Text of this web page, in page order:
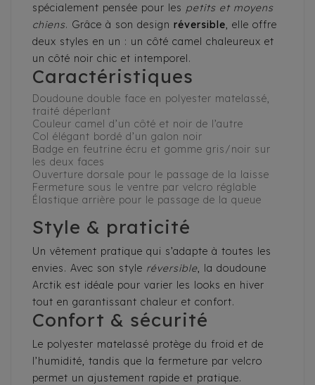
spécialement pensée pour les petits et moyens
chiens. Grâce à son design réversible, elle offre
deux styles en un : un côté camel chaleureux et
un côté noir chic et intemporel.
Caractéristiques
Doudoune double face en polyester matelassé,
traité déperlant
Couleur camel d’un côté et noir de l’autre
Col élégant bordé d’un galon noir
Badge en feutrine écru et gomme gris/noir sur
les deux faces
Ouverture dorsale pour le passage de la laisse
Fermeture sous le ventre par velcro réglable
Élastique arrière pour le passage de la queue
Style & praticité
Un vêtement pratique qui s’adapte à toutes les
envies. Avec son style réversible, la doudoune
Arctik est idéale pour varier les looks en hiver
tout en garantissant chaleur et confort.
Confort & sécurité
Le polyester matelassé protège du froid et de
l’humidité, tandis que la fermeture par velcro
permet un ajustement rapide et pratique.